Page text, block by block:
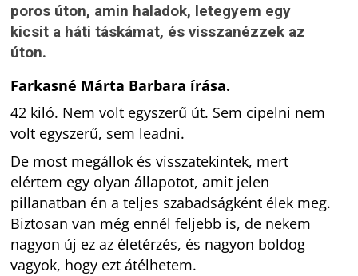
poros úton, amin haladok, letegyem egy
kicsit a háti táskámat, és visszanézzek az
úton.
Farkasné Márta Barbara írása.
42 kiló. Nem volt egyszerű út. Sem cipelni nem
volt egyszerű, sem leadni.
De most megállok és visszatekintek, mert
elértem egy olyan állapotot, amit jelen
pillanatban én a teljes szabadságként élek meg.
Biztosan van még ennél feljebb is, de nekem
nagyon új ez az életérzés, és nagyon boldog
vagyok, hogy ezt átélhetem.